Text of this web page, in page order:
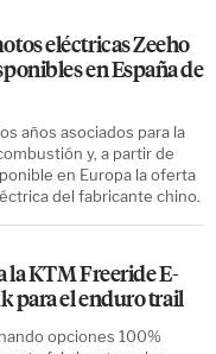
eléctricas Zeeho
en España de
años asociados para la
y, a partir de
en Europa la oferta
del fabricante chino.
la KTM Freeride E-
para el enduro trail
opciones 100%